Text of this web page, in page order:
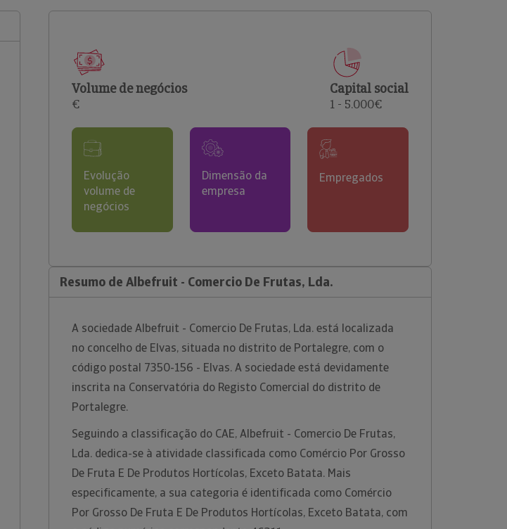
comerciais e analisar o risco de incumprimento dos
Volume de negócios
€
Capital social
1 - 5.000€
Evolução
volume de
negócios
Dimensão da
empresa
Empregados
Resumo de Albefruit - Comercio De Frutas, Lda.
A sociedade Albefruit - Comercio De Frutas, Lda. está localizada
no concelho de Elvas, situada no distrito de Portalegre, com o
código postal 7350-156 - Elvas. A sociedade está devidamente
inscrita na Conservatória do Registo Comercial do distrito de
Portalegre.
Seguindo a classificação do CAE, Albefruit - Comercio De Frutas,
Lda. dedica-se à atividade classificada como Comércio Por Grosso
De Fruta E De Produtos Hortícolas, Exceto Batata. Mais
especificamente, a sua categoria é identificada como Comércio
Por Grosso De Fruta E De Produtos Hortícolas, Exceto Batata, com